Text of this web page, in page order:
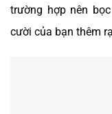
trường hợp nên
cười của bạn thêm